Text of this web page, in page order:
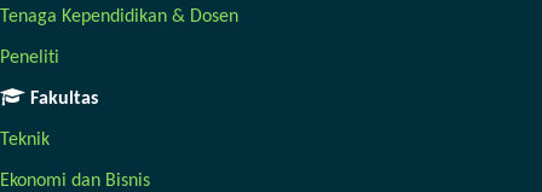
Tenaga Kependidikan & Dosen
Peneliti
Fakultas
Teknik
Ekonomi dan Bisnis